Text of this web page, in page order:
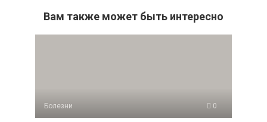
Вам также может быть интересно
Болезни 0